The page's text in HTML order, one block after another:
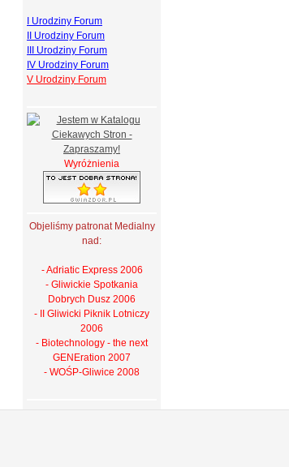
I Urodziny Forum
II Urodziny Forum
III Urodziny Forum
IV Urodziny Forum
V Urodziny Forum
Wyróżnienia
Objeliśmy patronat Medialny
nad:
- Adriatic Express 2006
- Gliwickie Spotkania
Dobrych Dusz 2006
- II Gliwicki Piknik Lotniczy
2006
- Biotechnology - the next
GENEration 2007
- WOŚP-Gliwice 2008